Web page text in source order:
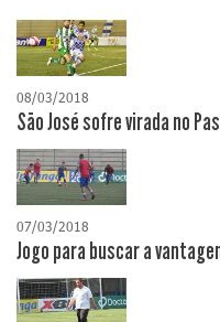
08/03/2018
São José sofre virada no
07/03/2018
Jogo para buscar a